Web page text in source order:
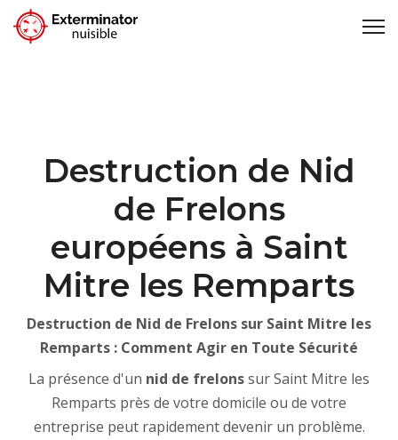
Destruction de Nid
de Frelons
européens à Saint
Mitre les Remparts
Destruction de Nid de Frelons sur Saint Mitre les
Remparts : Comment Agir en Toute Sécurité
La présence d'un nid de frelonssur Saint Mitre les
Remparts près de votre domicile ou de votre
entreprise peut rapidement devenir un problème.